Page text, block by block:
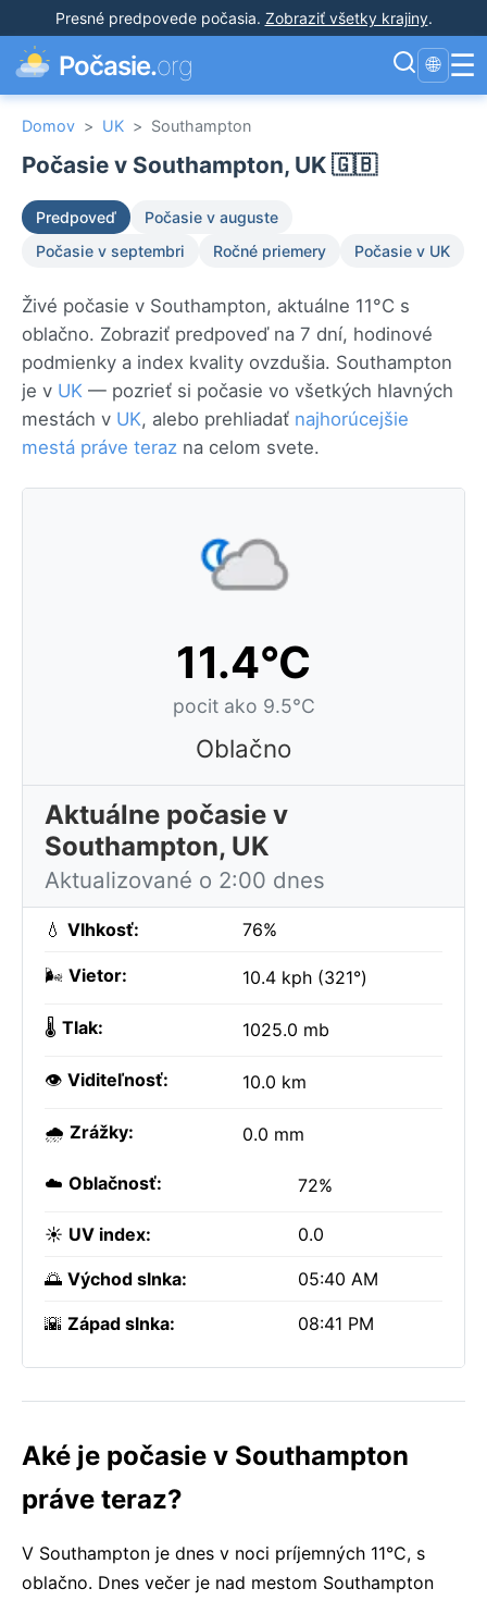
Presné predpovede počasia. Zobraziť všetky krajiny.
Počasie.org 🌐 ☰
Domov > UK > Southampton
Počasie v Southampton, UK 🇬🇧
Predpoveď
Počasie v auguste
Počasie v septembri
Ročné priemery Počasie v UK
Živé počasie v Southampton, aktuálne 11°C s
oblačno. Zobraziť predpoveď na 7 dní, hodinové
podmienky a index kvality ovzdušia. Southampton
je v UK — pozrieť si počasie vo všetkých hlavných
mestách v UK, alebo prehliadať najhorúcejšie
mestá práve teraz na celom svete.
11.4°C
pocit ako 9.5°C
Oblačno
Aktuálne počasie v
Southampton, UK
Aktualizované o 2:00 dnes
💧 Vlhkosť: 76%
🌬️ Vietor: 10.4 kph (321°)
🌡️ Tlak: 1025.0 mb
👁️ Viditeľnosť: 10.0 km
🌧️ Zrážky: 0.0 mm
☁️ Oblačnosť: 72%
☀️ UV index: 0.0
🌅 Východ slnka: 05:40 AM
🌇 Západ slnka: 08:41 PM
Aké je počasie v Southampton
práve teraz?
V Southampton je dnes v noci príjemných 11°C, s
oblačno. Dnes večer je nad mestom Southampton